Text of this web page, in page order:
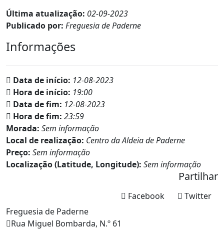
Última atualização: 02-09-2023
Publicado por: Freguesia de Paderne
Informações
Data de início: 12-08-2023
Hora de início: 19:00
Data de fim: 12-08-2023
Hora de fim: 23:59
Morada: Sem informação
Local de realização: Centro da Aldeia de Paderne
Preço: Sem informação
Localização (Latitude, Longitude): Sem informação
Partilhar
Twitter
Facebook
Freguesia de Paderne
Rua Miguel Bombarda, N.º 61